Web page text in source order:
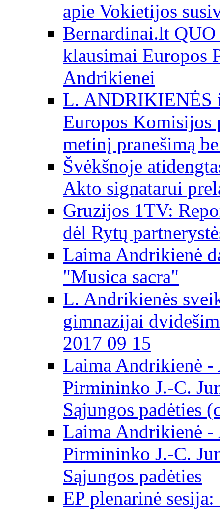
apie Vokietijos
Bernardinai.lt
klausimai Europos
Andrikienei
L. ANDRIKIENĖS
Europos Komisijos
metinį pranešimą
Švėkšnoje
Akto signatarui
Gruzijos 1TV:
dėl Rytų
Laima Andrikienė
"Musica sacra"
L. Andrikienės
gimnazijai
2017 09 15
Laima Andrikienė
Pirmininko J.-C.
Sąjungos padėties
Laima Andrikienė
Pirmininko J.-C.
Sąjungos padėties
EP plenarinė